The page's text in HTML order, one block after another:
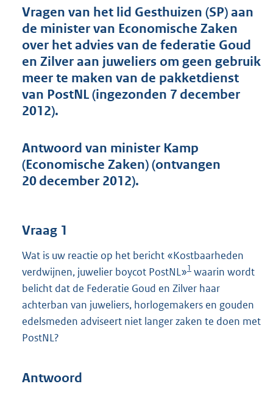
n
d
s
g
r
o
t
4
4
Vragen van het lid Gesthuizen (SP) aan
de minister van Economische Zaken
over het advies van de federatie Goud
en Zilver aan juweliers om geen gebruik
meer te maken van de pakketdienst
van PostNL (ingezonden 7 december
2012).
Antwoord van minister Kamp
(Economische Zaken) (ontvangen
20 december 2012).
Vraag 1
Wat is uw reactie op het bericht «Kostbaarheden
verdwijnen, juwelier boycot PostNL»1 waarin wordt
belicht dat de Federatie Goud en Zilver haar
achterban van juweliers, horlogemakers en gouden
edelsmeden adviseert niet langer zaken te doen met
PostNL?
Antwoord